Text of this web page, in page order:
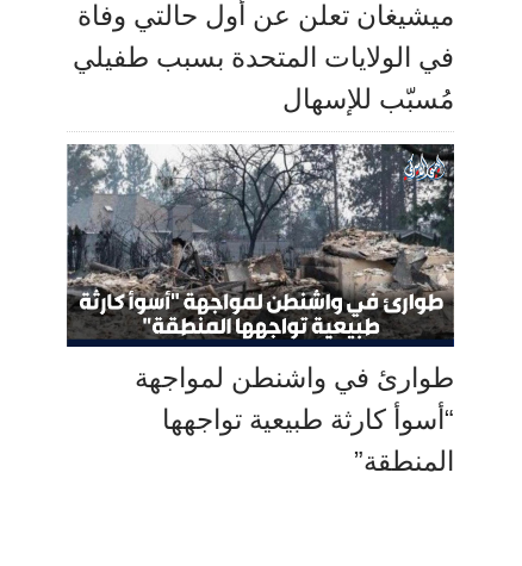
ميشيغان تعلن عن أول حالتي وفاة
في الولايات المتحدة بسبب طفيلي
مُسبّب للإسهال
طوارئ في واشنطن لمواجهة
“أسوأ كارثة طبيعية تواجهها
المنطقة”